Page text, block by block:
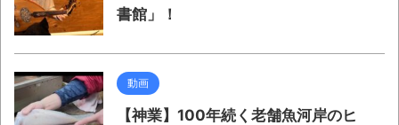
書館」！
動画
【神業】100年続く老舗魚河岸のヒ